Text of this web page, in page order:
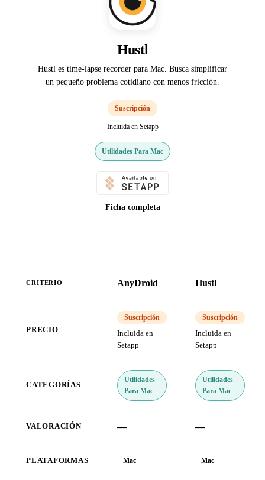
Hustl
Hustl es time-lapse recorder para Mac. Busca simplificar
un pequeño problema cotidiano con menos fricción.
Suscripción
Incluida en Setapp
Utilidades Para Mac
Ficha completa
CRITERIO AnyDroid Hustl
PRECIO
Suscripción
Incluida en
Setapp
Suscripción
Incluida en
Setapp
CATEGORÍAS
Utilidades
Para Mac
Utilidades
Para Mac
VALORACIÓN — —
PLATAFORMAS Mac Mac